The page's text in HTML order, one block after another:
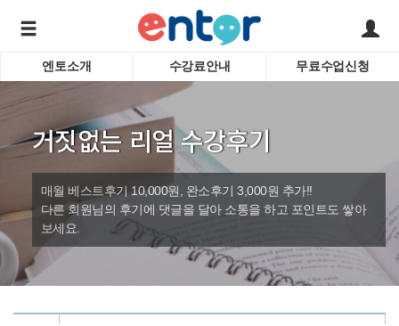
학습도우미 G1
바로가기
서비스안내
강사소개
회사소개
어린이
영자신
수업
엔토소개 수강료안내 무료수업신청
거짓없는 리얼 수강후기
매월 베스트후기 10,000원, 완소후기 3,000원 추가!!
다른 회원님의 후기에 댓글을 달아 소통을 하고 포인트도 쌓아
보세요.